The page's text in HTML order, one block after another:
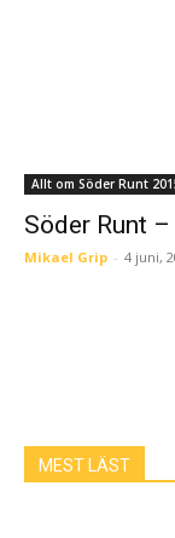
Allt om Söder Runt
Söder Runt
Mikael Grip - 4 juni,
MEST LÄST